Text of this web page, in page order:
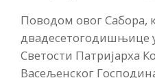
Поводом овог Сабора,
двадесетогодишњице
Светости Патријарха
Васељенског